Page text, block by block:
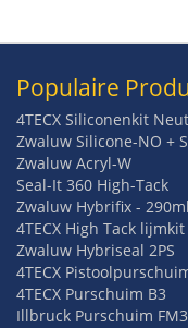
Populaire
4TECX Siliconenkit
Zwaluw Silicone-NO +
Zwaluw Acryl-W
Seal-It 360 High-Tack
Zwaluw Hybrifix - 290ml
4TECX High Tack lijmkit
Zwaluw Hybriseal 2PS
4TECX
4TECX Purschuim B3
Illbruck Purschuim